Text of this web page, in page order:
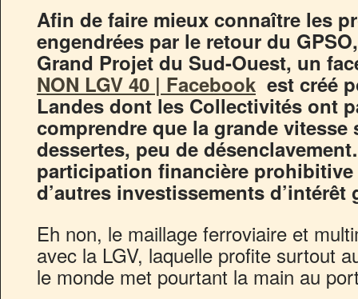
Afin de faire mieux connaître les
engendrées par le retour du
Grand Projet du Sud-Ouest, un
NON LGV 40 | Facebook est créé
Landes dont les Collectivités ont
comprendre que la grande vitesse
dessertes, peu de
participation financière prohibitive
d’autres investissements d’intérêt
Eh non, le maillage ferroviaire et
avec la LGV, laquelle profite surtout
le monde met pourtant la main au